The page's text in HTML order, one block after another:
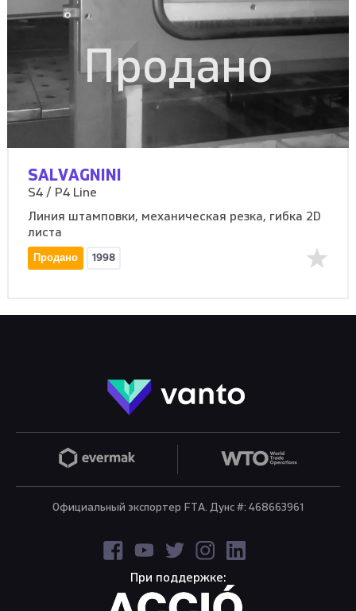
Продано
SALVAGNINI
S4 / P4 Line
Линия штамповки, механическая резка, гибка 2D
листа
Продано 1998
Официальный экспортер FTA. Дунс #: 468663961
При поддержке: